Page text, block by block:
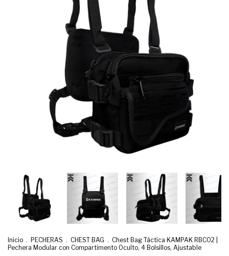
Inicio . PECHERAS . CHEST BAG . Chest Bag Táctica KAMPAK RBC02 |
Pechera Modular con Compartimento Oculto, 4 Bolsillos, Ajustable